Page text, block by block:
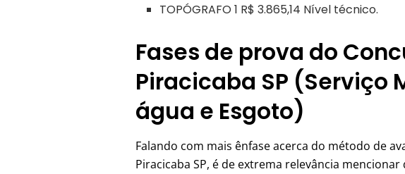
TOPÓGRAFO 1 R$ 3.865,14 Nível técnico.
Fases de prova do
Piracicaba SP (Serviço
água e Esgoto)
Falando com mais ênfase acerca do método de
Piracicaba SP, é de extrema relevância